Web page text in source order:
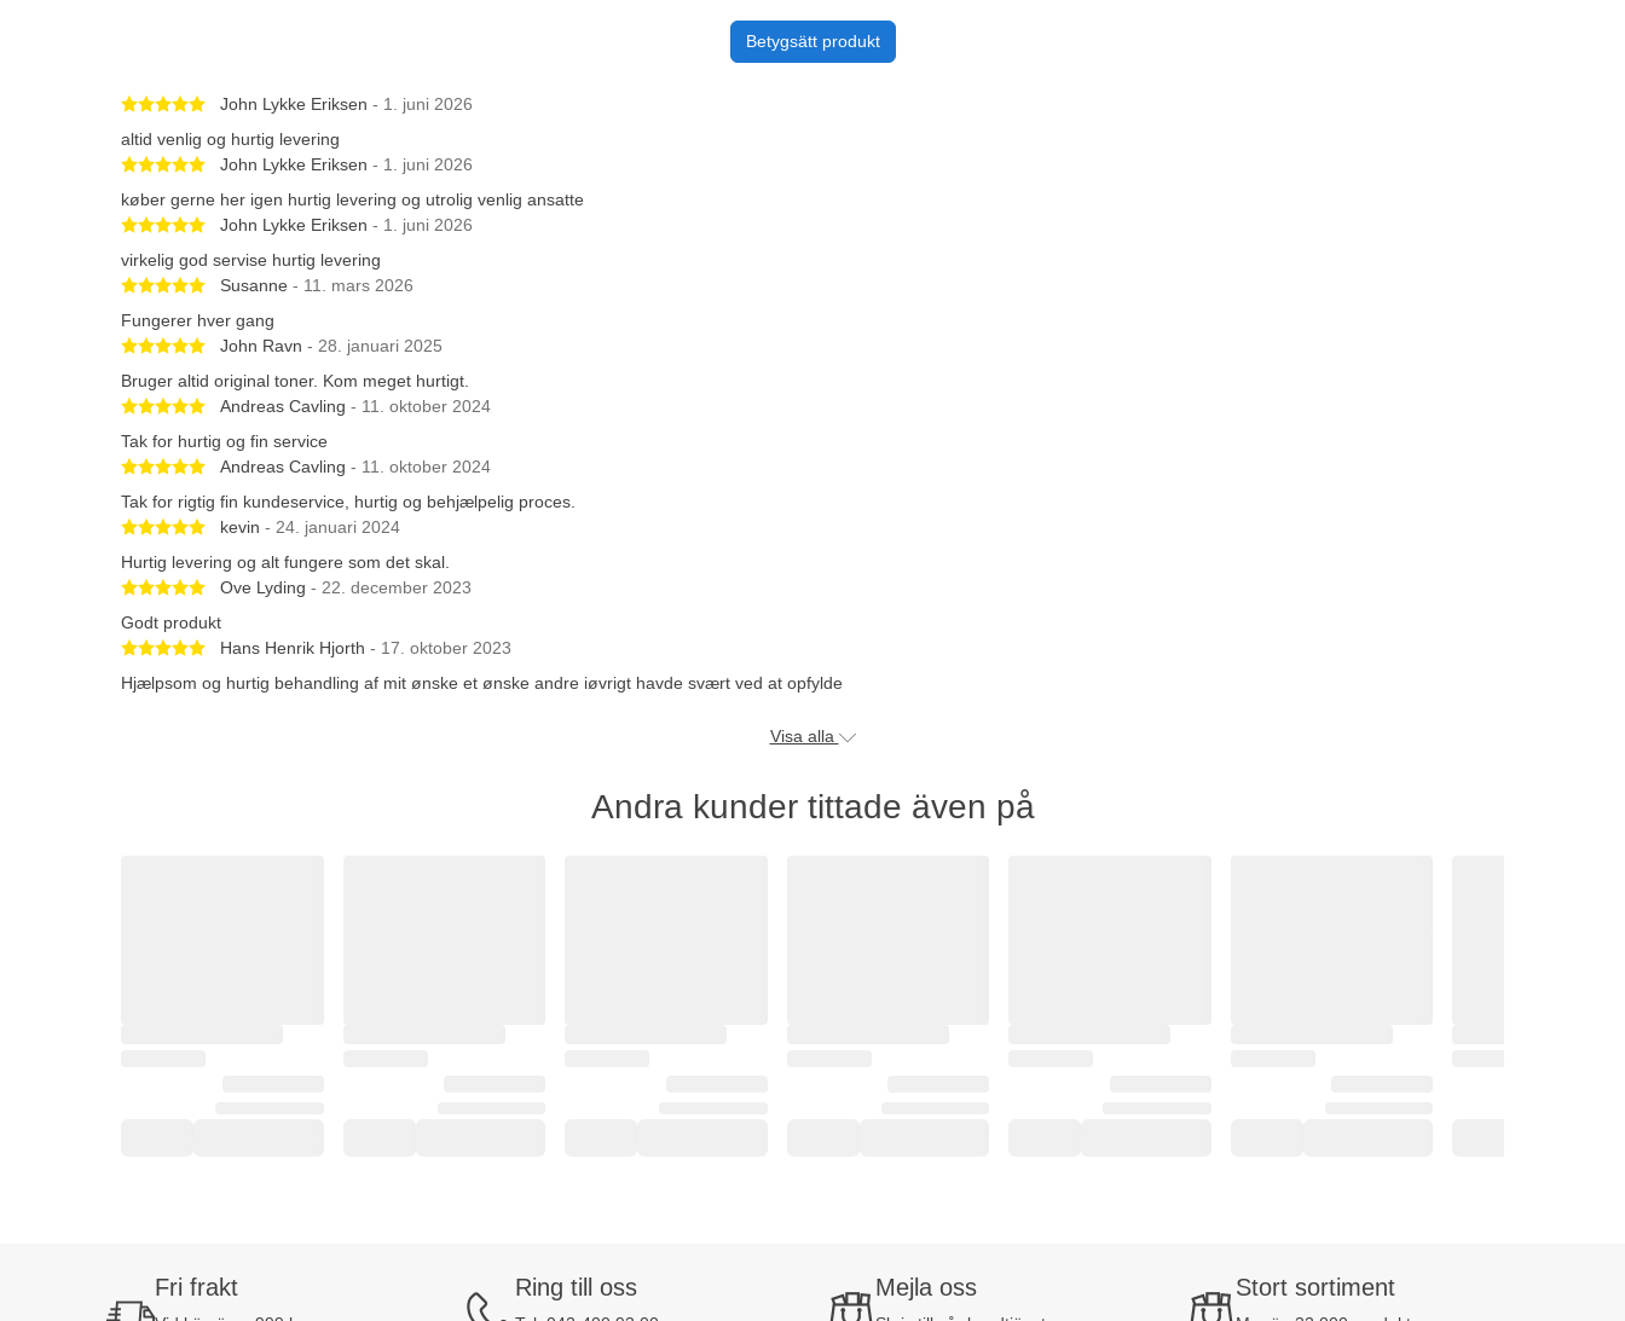
Betygsätt produkt
Betygsatt 5 av 5 stjärnor
John Lykke Eriksen - 1. juni 2026
altid venlig og hurtig levering
Betygsatt 5 av 5 stjärnor
John Lykke Eriksen - 1. juni 2026
køber gerne her igen hurtig levering og utrolig venlig ansatte
Betygsatt 5 av 5 stjärnor
John Lykke Eriksen - 1. juni 2026
virkelig god servise hurtig levering
Betygsatt 5 av 5 stjärnor
Susanne - 11. mars 2026
Fungerer hver gang
Betygsatt 5 av 5 stjärnor
John Ravn - 28. januari 2025
Bruger altid original toner. Kom meget hurtigt.
Betygsatt 5 av 5 stjärnor
Andreas Cavling - 11. oktober 2024
Tak for hurtig og fin service
Betygsatt 5 av 5 stjärnor
Andreas Cavling - 11. oktober 2024
Tak for rigtig fin kundeservice, hurtig og behjælpelig proces.
Betygsatt 5 av 5 stjärnor
kevin - 24. januari 2024
Hurtig levering og alt fungere som det skal.
Betygsatt 5 av 5 stjärnor
Ove Lyding - 22. december 2023
Godt produkt
Betygsatt 5 av 5 stjärnor
Hans Henrik Hjorth - 17. oktober 2023
Hjælpsom og hurtig behandling af mit ønske et ønske andre iøvrigt havde svært ved at opfylde
Visa alla
Andra kunder tittade även på
Fri frakt Ring till oss Mejla oss Stort sortiment